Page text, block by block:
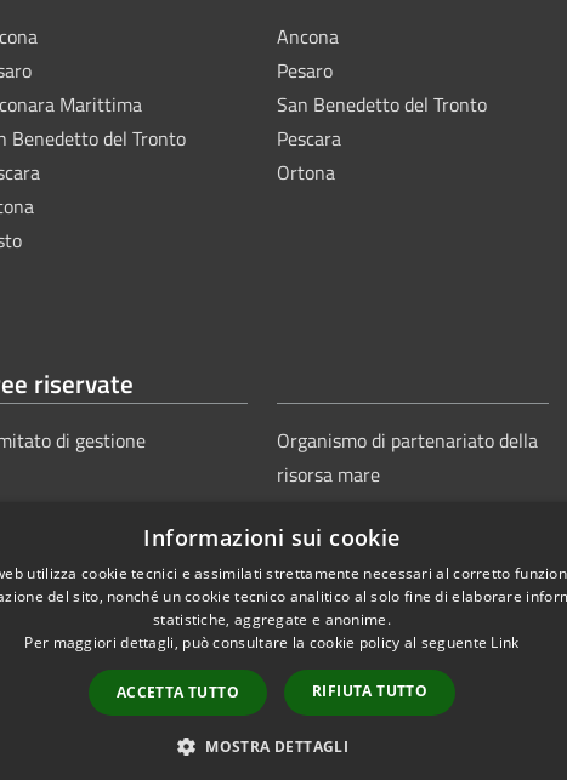
Marittima
Benedetto del Tronto
Ancona
Pesaro
San Benedetto del Tronto
Pescara
Ortona
riservate
di gestione
Organismo di partenariato della
risorsa mare
Sitemap Copyright © 2025
Informazioni sui cookie
utilizza cookie tecnici e assimilati strettamente necessari al corretto
del sito, nonché un cookie tecnico analitico al solo fine di elaborare
statistiche, aggregate e anonime.
Per maggiori dettagli, può consultare la cookie policy al seguente Link
ACCETTA TUTTO RIFIUTA TUTTO
MOSTRA DETTAGLI